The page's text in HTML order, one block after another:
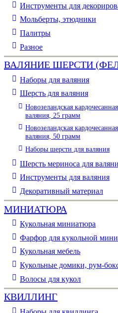
Инструменты для
Мольберты, этюдники
Палитры
Разное
ВАЛЯНИЕ ШЕРСТИ
Наборы для валяния
Шерсть для валяния
Новозеландская
валяния, 25 грамм
Новозеландская
валяния, 50 грамм
Наборы шерсти для валяния
Шерсть мериноса для
Инструменты для валяния
Декоративный материал
МИНИАТЮРА
Кукольная миниатюра
Фарфор для кукольной
Кукольная мебель
Кукольные домики, рум-
Волосы для кукол
КВИЛЛИНГ